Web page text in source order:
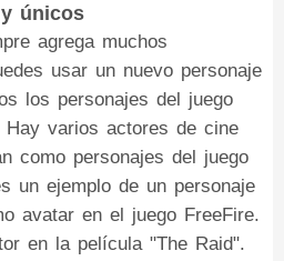
únicos
agrega muchos
usar un nuevo personaje
los personajes del juego
Hay varios actores de cine
como personajes del juego
un ejemplo de un personaje
avatar en el juego FreeFire.
en la película "The Raid".